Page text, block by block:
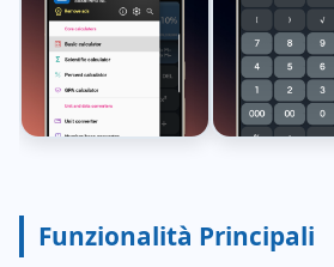
Funzionalità Principali